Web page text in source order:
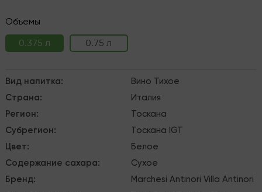
Объемы
0.375 л
0.75 л
Вид напитка: Вино Тихое
Страна:
Италия
Регион:
Тоскана
Субрегион:
Тоскана IGT
Цвет:
Белое
Содержание сахара:
Сухое
Бренд: Marchesi Antinori Villa Antinori